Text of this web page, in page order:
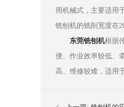
用机械式，主要适用
铣刨机的铣削宽度在
东莞铣刨机根据
便、作业效率较低、
高、维修较难，适用